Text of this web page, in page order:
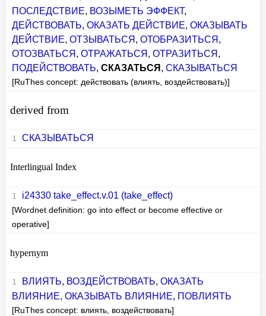
ПОСЛЕДСТВИЕ, ВОЗЫМЕТЬ ЭФФЕКТ,
ДЕЙСТВОВАТЬ,ОКАЗАТЬ ДЕЙСТВИЕ,ОКАЗЫВАТЬ
ДЕЙСТВИЕ,ОТЗЫВАТЬСЯ ,ОТОБРАЗИТЬСЯ ,
ОТОЗВАТЬСЯ ,ОТРАЖАТЬСЯ ,ОТРАЗИТЬСЯ ,
ПОДЕЙСТВОВАТЬ,СКАЗАТЬСЯ ,СКАЗЫВАТЬСЯ
[RuThes concept: действовать (влиять, воздействовать)]
derived from
СКАЗЫВАТЬСЯ
Interlingual Index
i24330 take_effect.v.01 (take_effect)
[Wordnet definition: go into effect or become effective or
operative]
hypernym
ВЛИЯТЬ, ВОЗДЕЙСТВОВАТЬ, ОКАЗАТЬ
ВЛИЯНИЕ,ОКАЗЫВАТЬ ВЛИЯНИЕ, ПОВЛИЯТЬ
[RuThes concept: влиять, воздействовать]